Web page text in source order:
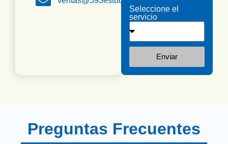
Seleccione el
servicio
Enviar
Preguntas Frecuentes